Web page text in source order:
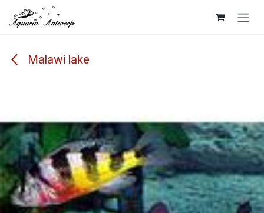
Overslaan naar inhoud
Malawi lake